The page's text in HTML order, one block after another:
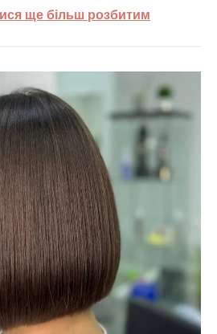
ще більш розбитим